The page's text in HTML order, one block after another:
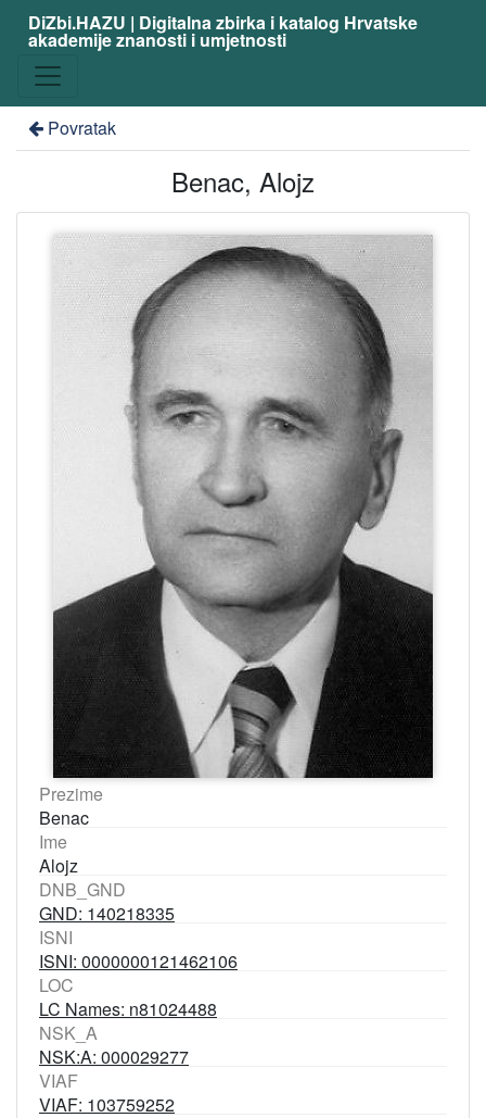
DiZbi.HAZU | Digitalna zbirka i katalog Hrvatske
akademije znanosti i umjetnosti
Povratak
Benac, Alojz
Prezime
Benac
Ime
Alojz
DNB_GND
GND: 140218335
ISNI
ISNI: 0000000121462106
LOC
LC Names: n81024488
NSK_A
NSK:A: 000029277
VIAF
VIAF: 103759252